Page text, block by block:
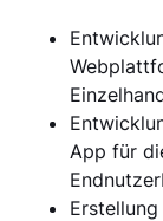
App für